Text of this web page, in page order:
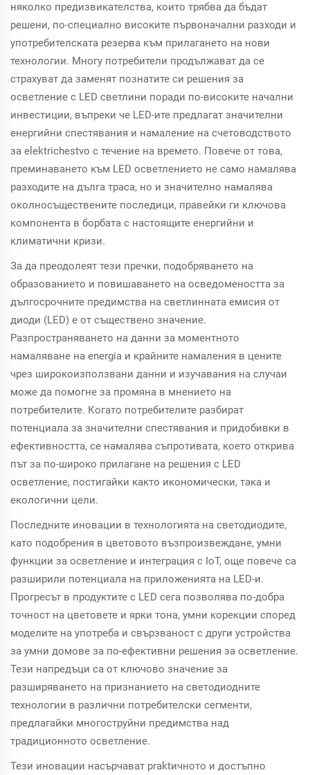
няколко предизвикателства, които трябва да бъдат
решени, по-специално високите първоначални разходи и
употребителската резерва към прилагането на нови
технологии. Многу потребители продължават да се
страхуват да заменят познатите си решения за
осветление с LED светлини поради по-високите начални
инвестиции, въпреки че LED-ите предлагат значителни
енергийни спестявания и намаление на счетоводството
за elektrichestvo с течение на времето. Повече от това,
преминаването към LED осветлението не само намалява
разходите на дълга траса, но и значително намалява
околносъществените последици, правейки ги ключова
компонента в борбата с настоящите енергийни и
климатични кризи.
За да преодолеят тези пречки, подобряването на
образованието и повишаването на осведомеността за
дългосрочните предимства на светлинната емисия от
диоди (LED) е от съществено значение.
Разпространяването на данни за моментното
намаляване на energia и крайните намаления в цените
чрез широкоизползвани данни и изучавания на случаи
може да помогне за промяна в мнението на
потребителите. Когато потребителите разбират
потенциала за значителни спестявания и придобивки в
ефективността, се намалява съпротивата, което открива
път за по-широко прилагане на решения с LED
осветление, постигайки както икономически, така и
екологични цели.
Последните иновации в технологията на светодиодите,
като подобрения в цветовото възпроизвеждане, умни
функции за осветление и интеграция с IoT, още повече са
разширили потенциала на приложенията на LED-и.
Прогресът в продуктите с LED сега позволява по-добра
точност на цветовете и ярки тона, умни корекции според
моделите на употреба и свързваност с други устройства
за умни домове за по-ефективни решения за осветление.
Тези напредъци са от ключово значение за
разширяването на признанието на светодиодните
технологии в различни потребителски сегменти,
предлагайки многоструйни предимства над
традиционното осветление.
Тези иновации насърчават praktичното и достъпно